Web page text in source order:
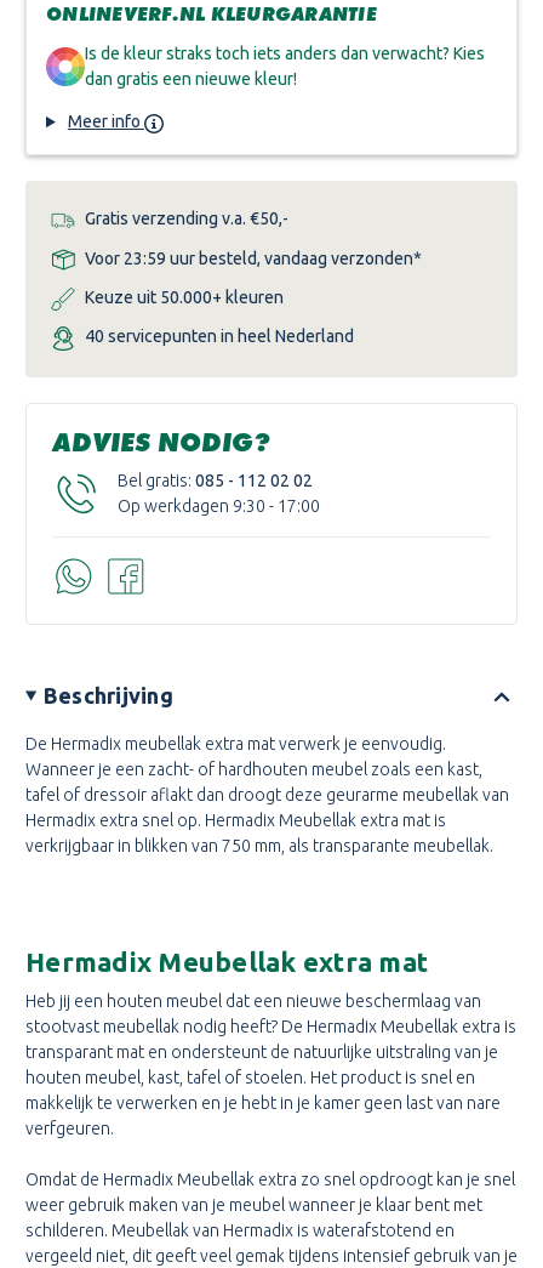
ONLINEVERF.NL KLEURGARANTIE
Is de kleur straks toch iets anders dan verwacht? Kies
dan gratis een nieuwe kleur!
Meer info
Gratis verzending v.a. €50,-
Voor 23:59 uur besteld, vandaag verzonden*
Keuze uit 50.000+ kleuren
40 servicepunten in heel Nederland
ADVIES NODIG?
Bel gratis: 085 - 112 02 02
Op werkdagen 9:30 - 17:00
Beschrijving
De Hermadix meubellak extra mat verwerk je eenvoudig.
Wanneer je een zacht- of hardhouten meubel zoals een kast,
tafel of dressoir aflakt dan droogt deze geurarme meubellak van
Hermadix extra snel op. Hermadix Meubellak extra mat is
verkrijgbaar in blikken van 750 mm, als transparante meubellak.
Hermadix Meubellak extra mat
Heb jij een houten meubel dat een nieuwe beschermlaag van
stootvast meubellak nodig heeft? De Hermadix Meubellak extra is
transparant mat en ondersteunt de natuurlijke uitstraling van je
houten meubel, kast, tafel of stoelen. Het product is snel en
makkelijk te verwerken en je hebt in je kamer geen last van nare
verfgeuren.
Omdat de Hermadix Meubellak extra zo snel opdroogt kan je snel
weer gebruik maken van je meubel wanneer je klaar bent met
schilderen. Meubellak van Hermadix is waterafstotend en
vergeeld niet, dit geeft veel gemak tijdens intensief gebruik van je